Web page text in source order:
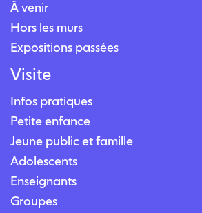
À venir
Hors les murs
Expositions passées
Visite
Infos pratiques
Petite enfance
Jeune public et famille
Adolescents
Enseignants
Groupes